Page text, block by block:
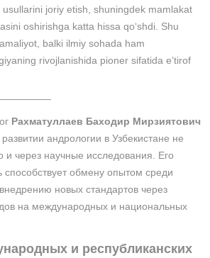
joriy etish, shuningdek mamlakat
oshirishga katta hissa qo‘shdi. Shu
balki ilmiy sohada ham
rivojlanishida pioner sifatida e’tirof
Рахматуллаев Баходир Мирзиятович
андрологии в Узбекистане не
и через научные исследования. Его
способствует обмену опытом среди
новых стандартов через
на международных и национальных
и республиканских